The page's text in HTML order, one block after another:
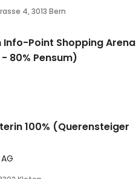
4, 3013 Bern
Point Shopping Arena
80% Pensum)
100% (Querensteiger